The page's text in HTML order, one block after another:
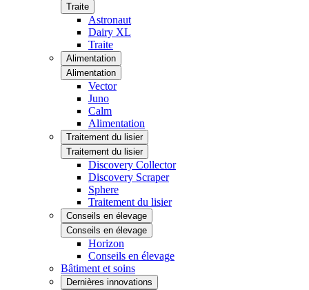
Traite
Astronaut
Dairy XL
Traite
Alimentation
Alimentation
Vector
Juno
Calm
Alimentation
Traitement du lisier
Traitement du lisier
Discovery Collector
Discovery Scraper
Sphere
Traitement du lisier
Conseils en élevage
Conseils en élevage
Horizon
Conseils en élevage
Bâtiment et soins
Dernières innovations